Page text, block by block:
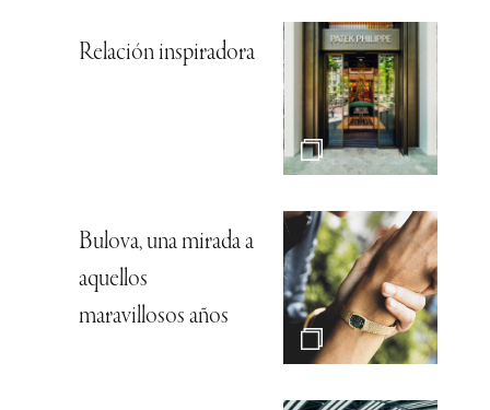
Relación inspiradora
Bulova, una mirada a
aquellos
maravillosos años